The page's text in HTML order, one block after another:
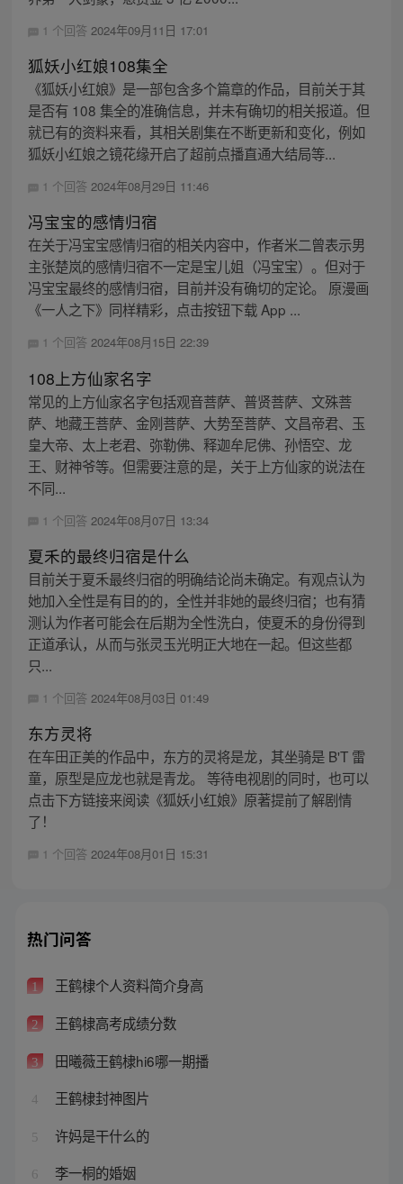
1 个回答 2024年09月11日 17:01
狐妖小红娘108集全
《狐妖小红娘》是一部包含多个篇章的作品，目前关于其
是否有 108 集全的准确信息，并未有确切的相关报道。但
就已有的资料来看，其相关剧集在不断更新和变化，例如
狐妖小红娘之镜花缘开启了超前点播直通大结局等...
1 个回答 2024年08月29日 11:46
冯宝宝的感情归宿
在关于冯宝宝感情归宿的相关内容中，作者米二曾表示男
主张楚岚的感情归宿不一定是宝儿姐（冯宝宝）。但对于
冯宝宝最终的感情归宿，目前并没有确切的定论。 原漫画
《一人之下》同样精彩，点击按钮下载 App ...
1 个回答 2024年08月15日 22:39
108上方仙家名字
常见的上方仙家名字包括观音菩萨、普贤菩萨、文殊菩
萨、地藏王菩萨、金刚菩萨、大势至菩萨、文昌帝君、玉
皇大帝、太上老君、弥勒佛、释迦牟尼佛、孙悟空、龙
王、财神爷等。但需要注意的是，关于上方仙家的说法在
不同...
1 个回答 2024年08月07日 13:34
夏禾的最终归宿是什么
目前关于夏禾最终归宿的明确结论尚未确定。有观点认为
她加入全性是有目的的，全性并非她的最终归宿；也有猜
测认为作者可能会在后期为全性洗白，使夏禾的身份得到
正道承认，从而与张灵玉光明正大地在一起。但这些都
只...
1 个回答 2024年08月03日 01:49
东方灵将
在车田正美的作品中，东方的灵将是龙，其坐骑是 B'T 雷
童，原型是应龙也就是青龙。 等待电视剧的同时，也可以
点击下方链接来阅读《狐妖小红娘》原著提前了解剧情
了！
1 个回答 2024年08月01日 15:31
热门问答
1 王鹤棣个人资料简介身高
2 王鹤棣高考成绩分数
3 田曦薇王鹤棣hi6哪一期播
4 王鹤棣封神图片
5 许妈是干什么的
6 李一桐的婚姻